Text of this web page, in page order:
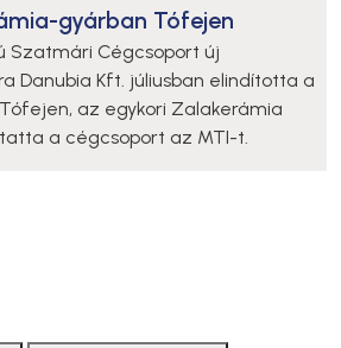
gyárban Tófejen
Szatmári Cégcsoport új
Danubia Kft. júliusban elindította a
az egykori Zalakerámia
a cégcsoport az MTI-t.